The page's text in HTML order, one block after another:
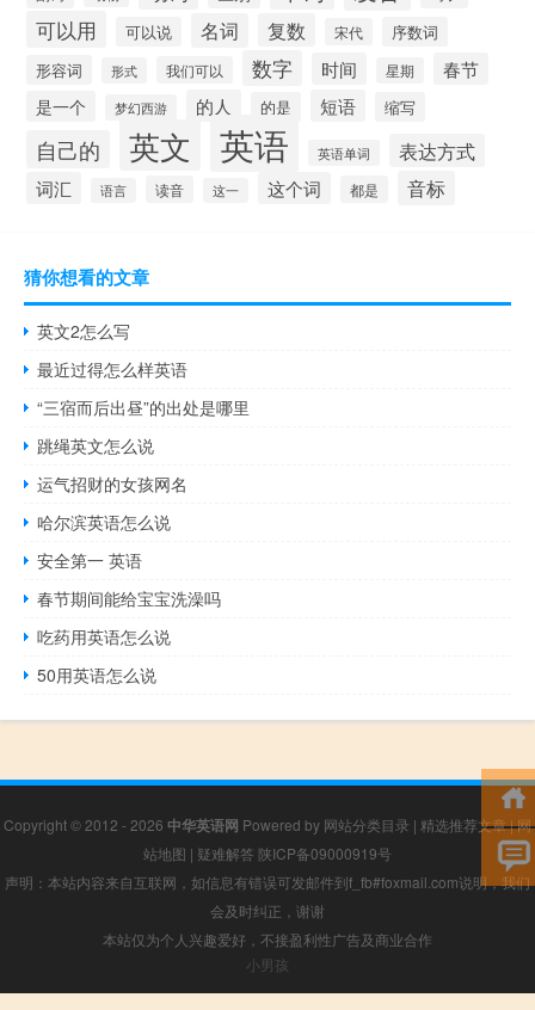
可以用 可以说 名词 复数 宋代
序数词
形容词
形式 我们可以 数字 时间 星期 春节
是一个 梦幻西游 的人 的是 短语 缩写
自己的 英文 英语 英语单词 表达方式
词汇 语言 读音 这一 这个词 都是 音标
猜你想看的文章
英文2怎么写
最近过得怎么样英语
“三宿而后出昼”的出处是哪里
跳绳英文怎么说
运气招财的女孩网名
哈尔滨英语怎么说
安全第一 英语
春节期间能给宝宝洗澡吗
吃药用英语怎么说
50用英语怎么说
Copyright © 2012 - 2026 中华英语网 Powered by 网站分类目录 | 精选推荐文章|网
站地图 | 疑难解答 陕ICP备09000919号
声明：本站内容来自互联网，如信息有错误可发邮件到f_fb#foxmail.com说明，我们
会及时纠正，谢谢
本站仅为个人兴趣爱好，不接盈利性广告及商业合作
小男孩